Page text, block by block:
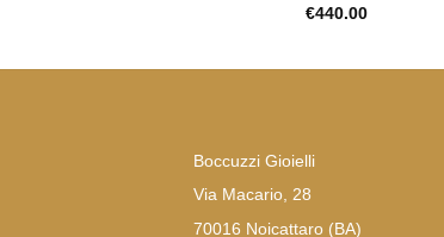
€440.00
Boccuzzi Gioielli
Via Macario, 28
70016 Noicattaro (BA)